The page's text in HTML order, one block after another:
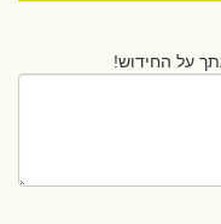
על החידוש!